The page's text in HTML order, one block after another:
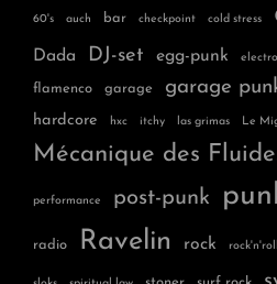
60's auch bar checkpoint cold stress
Dada DJ-set egg-punk
flamenco garage garage
hardcore hxc itchy las grimas Le
Mécanique des
performance post-punk
radio Ravelin rock rock'n'roll